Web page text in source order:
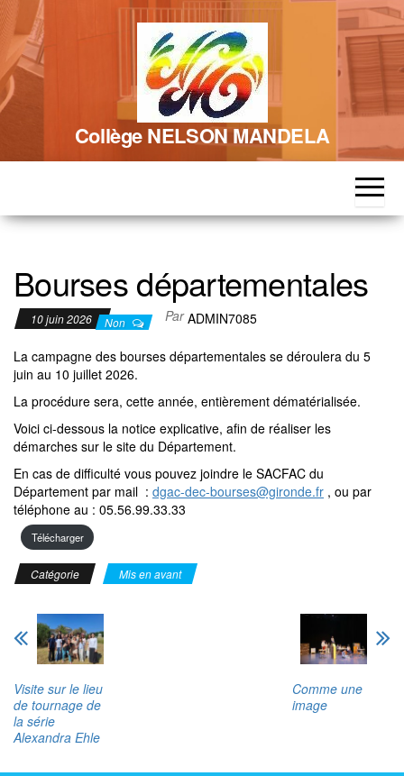
Skip
to
content
Collège NELSON MANDELA
Bourses départementales
10 juin 2026 Non ParADMIN7085
La campagne des bourses départementales se déroulera du 5
juin au 10 juillet 2026.
La procédure sera, cette année, entièrement dématérialisée.
Voici ci-dessous la notice explicative, afin de réaliser les
démarches sur le site du Département.
En cas de difficulté vous pouvez joindre le SACFAC du
Département par mail : dgac-dec-bourses@gironde.fr , ou par
téléphone au : 05.56.99.33.33
Télécharger
Catégorie Mis en avant
Visite sur le lieu
de tournage de
la série
Alexandra Ehle
Comme une
image